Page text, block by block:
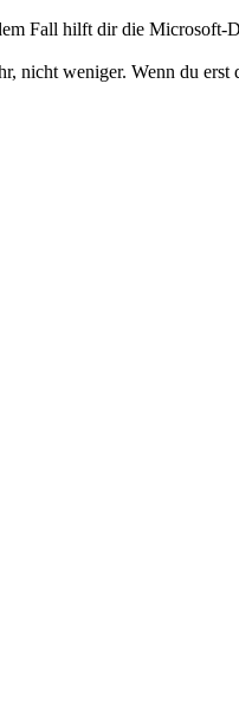
Fall hilft dir die Microsoft-
nicht weniger. Wenn du erst